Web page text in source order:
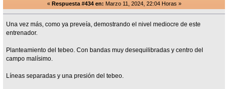
« Respuesta #434 en: Marzo 11, 2024, 22:04 Horas »
Una vez más, como ya preveía, demostrando el nivel mediocre de este
entrenador.
Planteamiento del tebeo. Con bandas muy desequilibradas y centro del
campo malísimo.
Líneas separadas y una presión del tebeo.